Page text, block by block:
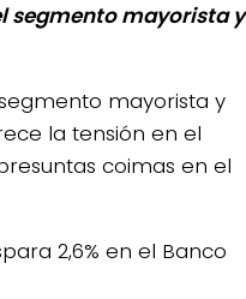
segmento mayorista y
mayorista y
la tensión en el
coimas en el
2,6% en el Banco